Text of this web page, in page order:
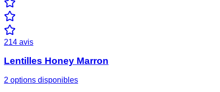
214 avis
Lentilles Honey Marron
2 options disponibles